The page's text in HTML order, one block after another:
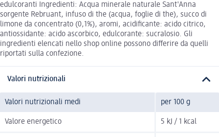
edulcoranti Ingredienti: Acqua minerale naturale Sant'Anna
sorgente Rebruant, infuso di the (acqua, foglie di the), succo di
limone da concentrato (0,1%), aromi, acidificante: acido citrico,
antiossidante: acido ascorbico, edulcorante: sucralosio. Gli
ingredienti elencati nello shop online possono differire da quelli
riportati sulla confezione.
Valori nutrizionali
Valori nutrizionali medi per 100 g
Valore energetico 5 kJ / 1 kcal